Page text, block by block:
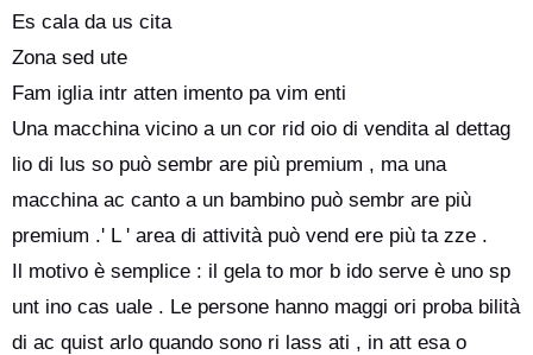
Es cala da us cita
Zona sed ute
Fam iglia intr atten imento pa vim enti
Una macchina vicino a un cor rid oio di vendita al dettag
lio di lus so può sembr are più premium , ma una
macchina ac canto a un bambino può sembr are più
premium .' L ' area di attività può vend ere più ta zze .
Il motivo è semplice : il gela to mor b ido serve è uno sp
unt ino cas uale . Le persone hanno maggi ori proba bilità
di ac quist arlo quando sono ri lass ati , in att esa o